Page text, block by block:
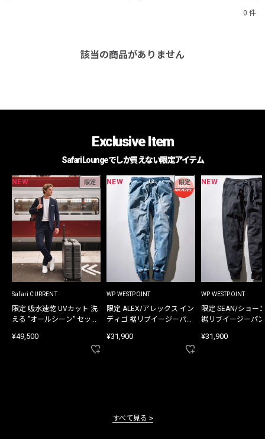
0 件
該当の商品がありません
Exclusive Item
Safari Loungeでしか買えない限定アイテム
NEW 限定
Safari CURRENT
限定 吸水速乾 UVカット 洗
える "オールシーン" セット
¥49,500
NEW 限定
WP WESTPOINT
限定 ALEX/アレックス イン
ディゴ 裾リブイージーパン
¥31,900
NEW
WP WESTPOINT
限定 SEAN/ショー
裾リブイージーパ
¥31,900
すべて見る